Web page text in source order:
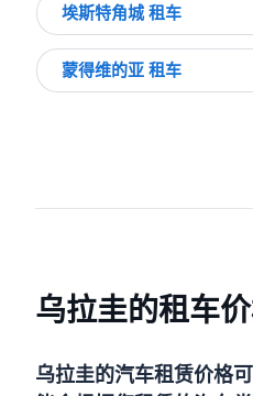
埃斯特角城 租车
蒙得维的亚 租车
乌拉圭的租车价
乌拉圭的汽车租赁价格